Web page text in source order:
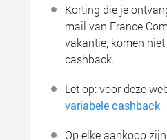
Korting die je
mail van France
vakantie, komen
cashback.
Let op: voor deze
variabele cashback
Op elke aankoop